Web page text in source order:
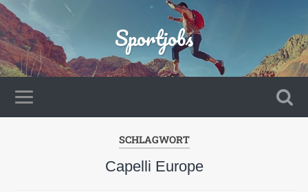
Sportjobs
SCHLAGWORT
Capelli Europe